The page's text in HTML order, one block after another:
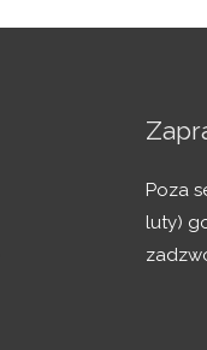
Poza
luty)